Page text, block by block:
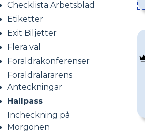
Checklista Arbetsblad
Etiketter
Exit Biljetter
Flera val
Föräldrakonferenser
Föräldralärarens
Anteckningar
Hallpass
Incheckning på
Morgonen